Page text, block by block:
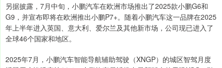
另据披露，7月中旬，小鹏汽车在欧洲市场推出了2025款小鹏G6和
G9，并宣布即将在欧洲推出小鹏P7+。随着小鹏汽车这一品牌在2025
年上半年进入英国、意大利、爱尔兰及其他新市场，公司现已进入了
全球46个国家和地区。
2025年7月，小鹏汽车智能导航辅助驾驶（XNGP）的城区智驾月度